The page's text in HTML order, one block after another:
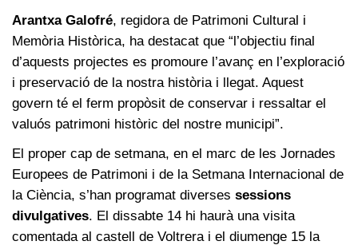
Arantxa Galofré, regidora de Patrimoni Cultural i
Memòria Històrica, ha destacat que “l’objectiu final
d’aquests projectes es promoure l’avanç en l’exploració
i preservació de la nostra història i llegat. Aquest
govern té el ferm propòsit de conservar i ressaltar el
valuós patrimoni històric del nostre municipi”.
El proper cap de setmana, en el marc de les Jornades
Europees de Patrimoni i de la Setmana Internacional de
la Ciència, s’han programat diverses sessions
divulgatives. El dissabte 14 hi haurà una visita
comentada al castell de Voltrera i el diumenge 15 la